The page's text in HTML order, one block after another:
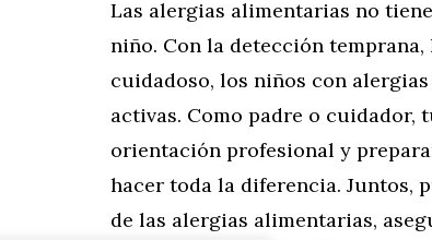
Las alergias alimentarias no
niño. Con la detección
cuidadoso, los niños con
activas. Como padre o cuidador,
orientación profesional y
hacer toda la diferencia. Juntos,
de las alergias alimentarias,